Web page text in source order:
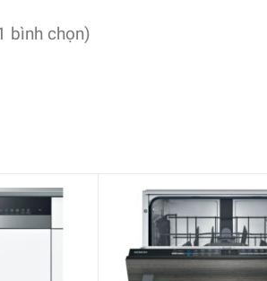
bình chọn)